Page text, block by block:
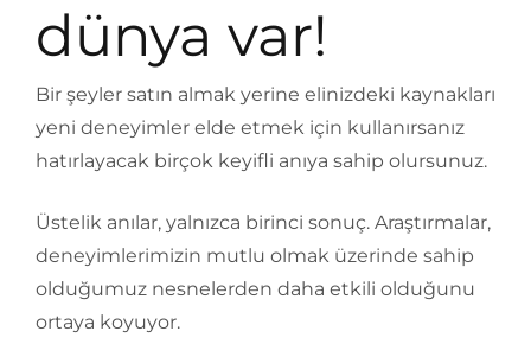
dünya var!
Bir şeyler satın almak yerine elinizdeki kaynakları
yeni deneyimler elde etmek için kullanırsanız
hatırlayacak birçok keyifli anıya sahip olursunuz.
Üstelik anılar, yalnızca birinci sonuç. Araştırmalar,
deneyimlerimizin mutlu olmak üzerinde sahip
olduğumuz nesnelerden daha etkili olduğunu
ortaya koyuyor.